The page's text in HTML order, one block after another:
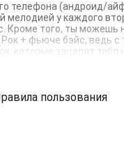
телефона (андроид/
мелодией у каждого
Кроме того, ты можешь
+ фьюче бэйс, ведь с
которые зацепят тебя
пользования